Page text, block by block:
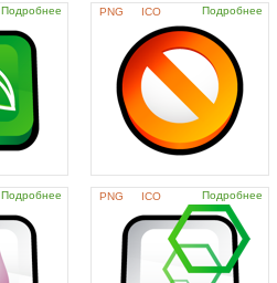
Подробнее PNG ICO Подробнее
Подробнее PNG ICO Подробнее